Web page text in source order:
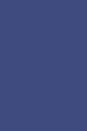
un amestec